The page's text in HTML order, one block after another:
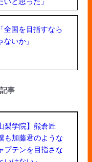
全国を目指すなら
いか」
事
梨学院】熊倉匠
も加藤君のような
プテンを目指さな